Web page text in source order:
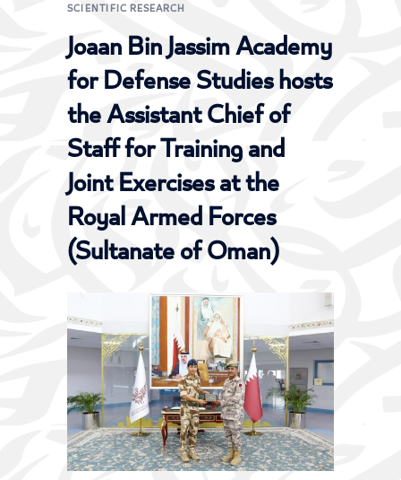
SCIENTIFIC RESEARCH
Joaan Bin Jassim Academy
for Defense Studies hosts
the Assistant Chief of
Staff for Training and
Joint Exercises at the
Royal Armed Forces
(Sultanate of Oman)